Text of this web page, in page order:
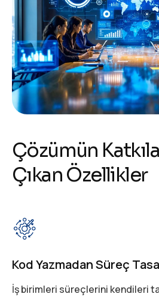
Çözümün Katkıla
Çıkan Özellikler
Kod Yazmadan Süreç
İş birimleri süreçlerini kendileri